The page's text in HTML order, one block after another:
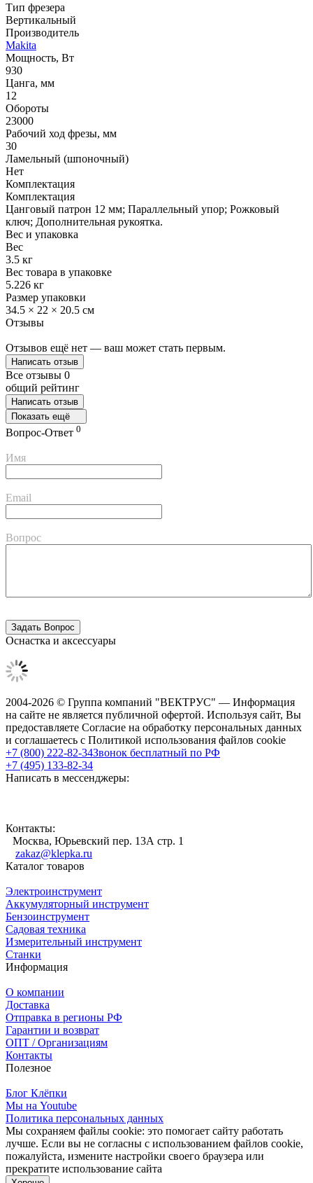
Тип фрезера
Вертикальный
Производитель
Makita
Мощность, Вт
930
Цанга, мм
12
Обороты
23000
Рабочий ход фрезы, мм
30
Ламельный (шпоночный)
Нет
Комплектация
Комплектация
Цанговый патрон 12 мм; Параллельный упор; Рожковый
ключ; Дополнительная рукоятка.
Вес и упаковка
Вес
3.5 кг
Вес товара в упаковке
5.226 кг
Размер упаковки
34.5 × 22 × 20.5 см
Отзывы
Отзывов ещё нет — ваш может стать первым.
Написать отзыв
Все отзывы 0
общий рейтинг
Написать отзыв
Показать ещё
Вопрос-Ответ 0
Имя
Email
Вопрос
Оснастка и аксессуары
2004-2026 © Группа компаний "ВЕКТРУС" — Информация
на сайте не является публичной офертой. Используя сайт, Вы
предоставляете Согласие на обработку персональных данных
и соглашаетесь с Политикой использования файлов cookie
+7 (800) 222-82-34Звонок бесплатный по РФ
+7 (495) 133-82-34
Написать в мессенджеры:
Контакты:
Москва, Юрьевский пер. 13А стр. 1
zakaz@klepka.ru
Каталог товаров
Электроинструмент
Аккумуляторный инструмент
Бензоинструмент
Садовая техника
Измерительный инструмент
Станки
Информация
О компании
Доставка
Отправка в регионы РФ
Гарантии и возврат
ОПТ / Организациям
Контакты
Полезное
Блог Клёпки
Мы на Youtube
Политика персональных данных
Мы сохраняем файлы cookie: это помогает сайту работать
лучше. Если вы не согласны с использованием файлов cookie,
пожалуйста, измените настройки своего браузера или
прекратите использование сайта